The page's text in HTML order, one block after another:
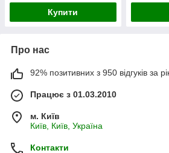
Купити
Про нас
92% позитивних з 950 відгуків за
Працює з 01.03.2010
м. Київ
Київ, Київ, Україна
Контакти